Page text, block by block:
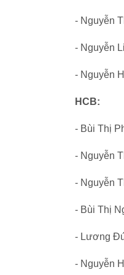
- Nguyễn
- Nguyễn
- Nguyễn
HCB:
- Bùi Thị
- Nguyễn
- Nguyễn
- Bùi Thị
- Lương
- Nguyễn